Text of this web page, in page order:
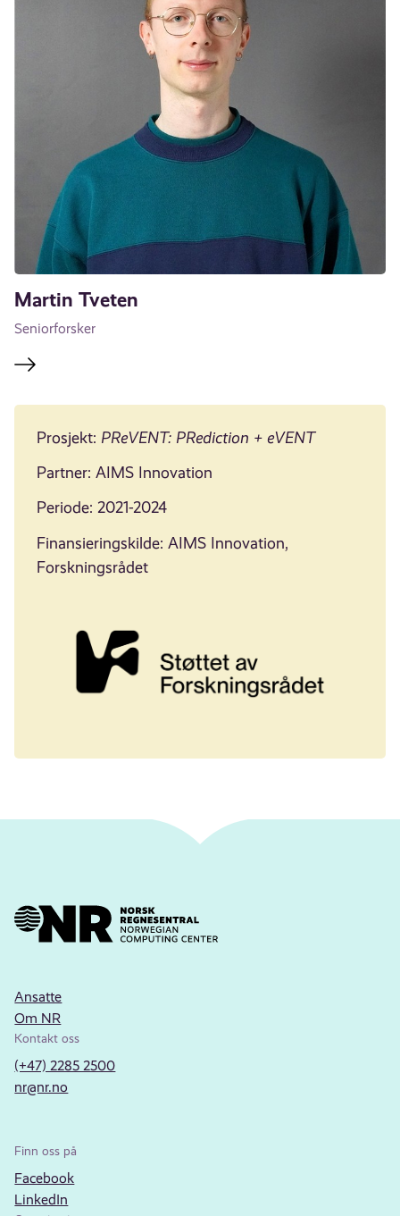
Martin Tveten
Seniorforsker
Prosjekt: PReVENT: PRediction + eVENT
Partner: AIMS Innovation
Periode: 2021-2024
Finansieringskilde: AIMS Innovation,
Forskningsrådet
Ansatte
Om NR
Kontakt oss
(+47) 2285 2500
nr@nr.no
Finn oss på
Facebook
LinkedIn